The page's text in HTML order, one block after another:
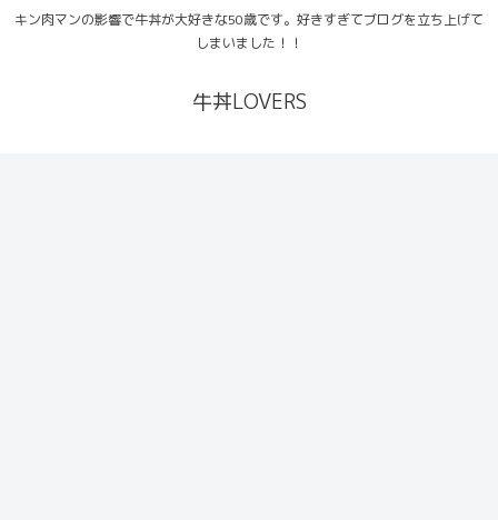
キン肉マンの影響で牛丼が大好きな50歳です。好きすぎてブログを立ち上げて
しまいました！！
牛丼LOVERS